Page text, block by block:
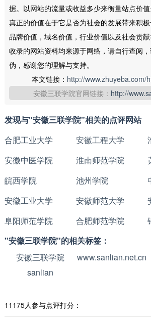
据。以网站的流量或收益多少来衡量站点价
真正的价值在于它是否为社会的发展带来积
品牌价值，域名价值，行业价值以及社会贡
收录的网站资料均来源于网络，请自行查阅
伪，感谢您的理解与支持。
本文链接： http://www.zhuyeba.com/
安徽三联学院官网链接： http://
发现与"安徽三联学院"相关的点评网站
合肥工业大学
安徽工程大学
安徽中医学院
淮南师范学院
皖西学院
池州学院
安徽工业大学
安徽师范大学
阜阳师范学院
合肥师范学院
"安徽三联学院"的相关标签：
安徽三联学院
www.sanlian.net.cn
sanlian
11175人参与点评打分：